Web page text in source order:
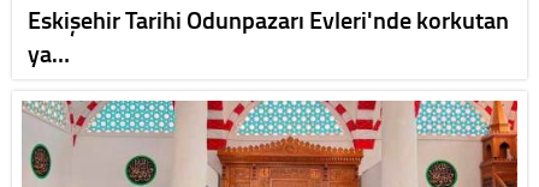
Eskişehir Tarihi Odunpazarı Evleri'nde korkutan
ya…